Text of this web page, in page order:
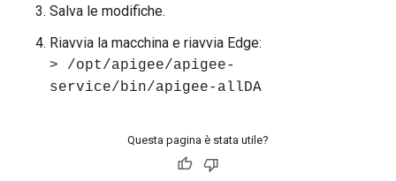
Salva le modifiche.
Riavvia la macchina e riavvia Edge:
> /opt/apigee/apigee-
service/bin/apigee-allDA
Questa pagina è stata utile?